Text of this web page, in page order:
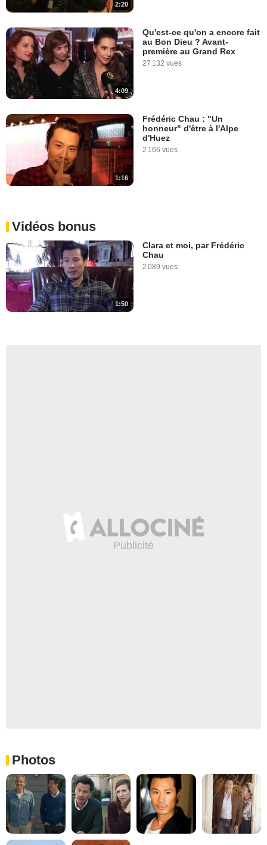
2:20
4:09
Qu'est-ce qu'on a encore fait
au Bon Dieu ? Avant-
première au Grand Rex
27 132 vues
1:16
Frédéric Chau : "Un
honneur" d'être à l'Alpe
d'Huez
2 166 vues
Vidéos bonus
1:50
Clara et moi, par Frédéric
Chau
2 089 vues
Photos